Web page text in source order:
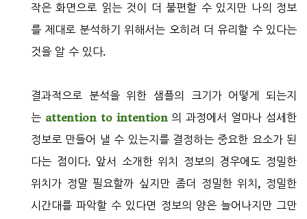
작은 화면으로 읽는 것이 더 불편할 수 있지만 나의 정보
를 제대로 분석하기 위해서는 오히려 더 유리할 수 있다는
것을 알 수 있다.
결과적으로 분석을 위한 샘플의 크기가 어떻게 되는지
는 attention to intention의 과정에서 얼마나 섬세한
정보로 만들어 낼 수 있는지를 결정하는 중요한 요소가 된
다는 점이다. 앞서 소개한 위치 정보의 경우에도 정밀한
위치가 정말 필요할까 싶지만 좀더 정밀한 위치, 정밀한
시간대를 파악할 수 있다면 정보의 양은 늘어나지만 그만